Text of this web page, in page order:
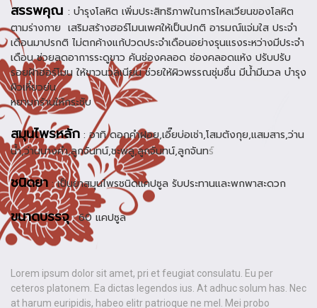
สรรพคุณ : บำรุงโลหิต เพิ่มประสิทธิภาพในการไหลเวียนของโลหิต
ตามร่างกาย เสริมสร้างฮอร์โมนเพศให้เป็นปกติ อารมณ์แจ่มใส ประจำ
เดือนมาปรกติ ไม่ตกค้างแก้ปวดประจำเดือนอย่างรุนแรงระหว่างมีประจำ
เดือน ช่วยลดอาการระดูขาว คันช่องคลอด ช่องคลอดแห้ง ปรับปรับ
รอยฝ้าฮอร์โมน ให้ขาวนวลเนียน ช่วยให้ผิวพรรณชุ่มชื่น มีน้ำมีนวล บำรุง
ผิวเหี่ยวย่น
หยาบกร้านให้กระชับ
สมุนไพรหลัก : อาทิ ดอกคำฝอย,เอี๊ยบ่อเช่า,โสมตังกุย,แสมสาร,ว่าน
น้ำ,ว่านนางคำ,ลูกจันทน์,ชะพลู,ลูกจันทน์,ลูกจันทร์
ชนิดยา : เป็นยาสมุนไพรชนิดแคปซูล รับประทานและพกพาสะดวก
ขนาดบรรจุ : 60 แคปซูล
Lorem ipsum dolor sit amet, pri et feugiat consulatu. Eu per
ceteros platonem. Ea dictas legendos ius. At adhuc solum has. Nec
at harum euripidis, habeo elitr patrioque ne mel. Mei probo